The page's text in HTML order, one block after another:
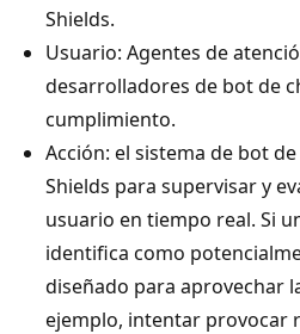
Shields.
Usuario: Agentes de
desarrolladores de bot de
cumplimiento.
Acción: el sistema de bot
Shields para supervisar y
usuario en tiempo real. Si
identifica como
diseñado para aprovechar
ejemplo, intentar provocar